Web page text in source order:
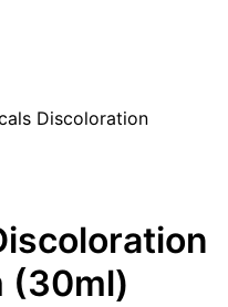
Discoloration
(30ml)